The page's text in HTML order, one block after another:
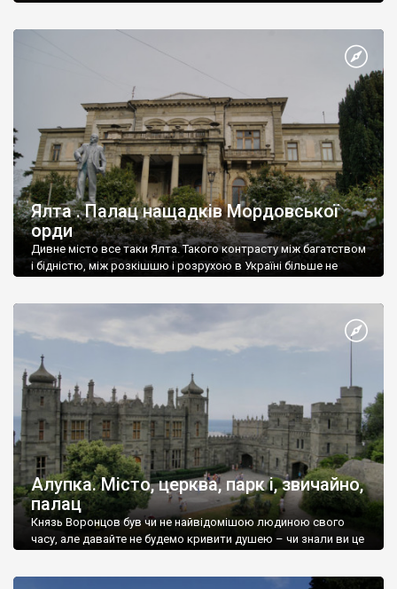
Ялта . Палац нащадків Мордовської
орди
Дивне місто все таки Ялта. Такого контрасту між багатством
і бідністю, між розкішшю і розрухою в Україні більше не
Алупка. Місто, церква, парк і, звичайно,
палац
Князь Воронцов був чи не найвідомішою людиною свого
часу, але давайте не будемо кривити душею – чи знали ви це